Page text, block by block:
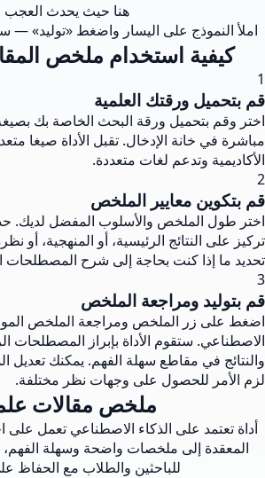
هنا حيث يحدث العجب
املأ النموذج على اليسار واضغط «توليد» —
كيفية استخدام ملخص
1
قم بتحميل ورقتك العلمية
مباشرة في خانة الإدخال. تقبل الأداة صيغا
الأكاديمية وتدعم لغات متعددة.
2
قم بتكوين معايير الملخص
اختر طول الملخص والأسلوب المفضل لديك.
تركيز على النتائج الرئيسية، أو المنهجية، أو
تحديد ما إذا كنت بحاجة إلى شرح المصطلحات
3
قم بتوليد ومراجعة الملخص
اضغط على زر الملخص ومراجعة الملخص
الاصطناعي. ستقوم الأداة بإبراز المصطلحات
والنتائج في مقاطع سهلة الفهم. يمكنك تعديل
لزم الأمر للحصول على وجهات نظر مختلفة.
ملخص مقالات
أداة تعتمد على الذكاء الاصطناعي تعمل على
المعقدة إلى ملخصات واضحة وسهلة الفهم،
للباحثين والطلاب مع الحفاظ